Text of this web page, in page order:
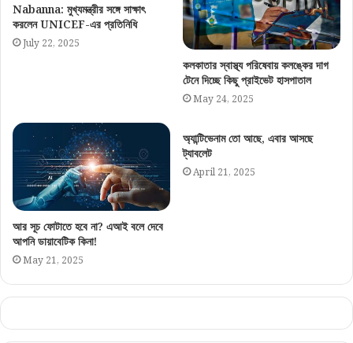
Nabanna: মুখ্যমন্ত্রীর সঙ্গে সাক্ষাৎ
করলেন UNICEF-এর প্রতিনিধি
July 22, 2025
কলকাতার স্বাস্থ্য পরিষেবায় কলঙ্কের দাগ
টেনে দিচ্ছে কিছু প্রাইভেট হাসপাতাল
May 24, 2025
আর সূচ ফোটাতে হবে না? এআই বলে দেবে
আপনি ডায়াবেটিক কিনা!
May 21, 2025
অ্যান্টিভেনাম তো আছে, এবার আসছে
ট্যাবলেট
April 21, 2025